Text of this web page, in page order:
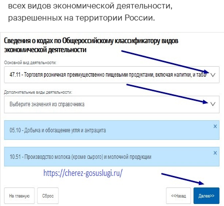
всех видов экономической деятельности,
разрешенных на территории России.